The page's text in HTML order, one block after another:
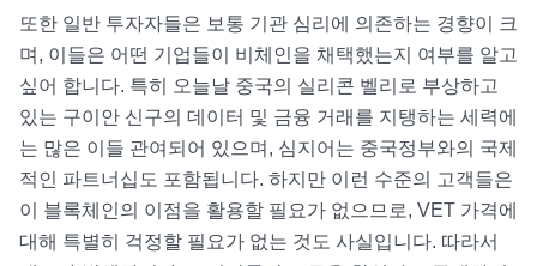
또한 일반 투자자들은 보통 기관 심리에 의존하는 경향이 크
며, 이들은 어떤 기업들이 비체인을 채택했는지 여부를 알고
싶어 합니다. 특히 오늘날 중국의 실리콘 벨리로 부상하고
있는 구이안 신구의 데이터 및 금융 거래를 지탱하는 세력에
는 많은 이들 관여되어 있으며, 심지어는 중국정부와의 국제
적인 파트너십도 포함됩니다. 하지만 이런 수준의 고객들은
이 블록체인의 이점을 활용할 필요가 없으므로, VET 가격에
대해 특별히 걱정할 필요가 없는 것도 사실입니다. 따라서